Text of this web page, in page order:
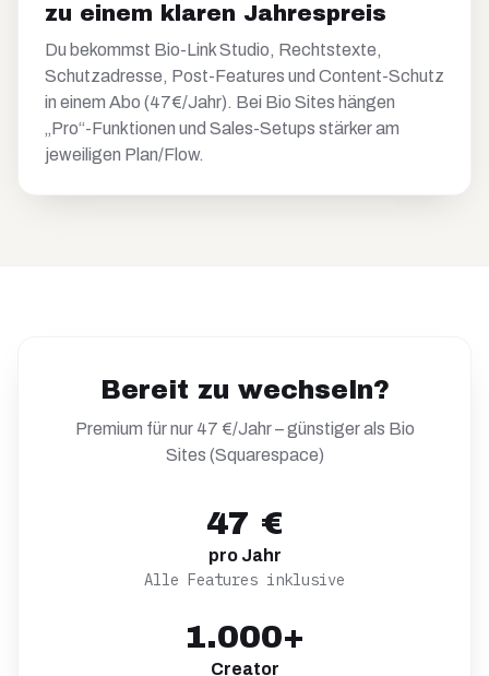
zu einem klaren Jahrespreis
Du bekommst Bio-Link Studio, Rechtstexte,
Schutzadresse, Post-Features und Content-Schutz
in einem Abo (47€/Jahr). Bei Bio Sites hängen
„Pro“-Funktionen und Sales-Setups stärker am
jeweiligen Plan/Flow.
Bereit zu wechseln?
Premium für nur 47 €/Jahr – günstiger als Bio
Sites (Squarespace)
47 €
pro Jahr
Alle Features inklusive
1.000+
Creator